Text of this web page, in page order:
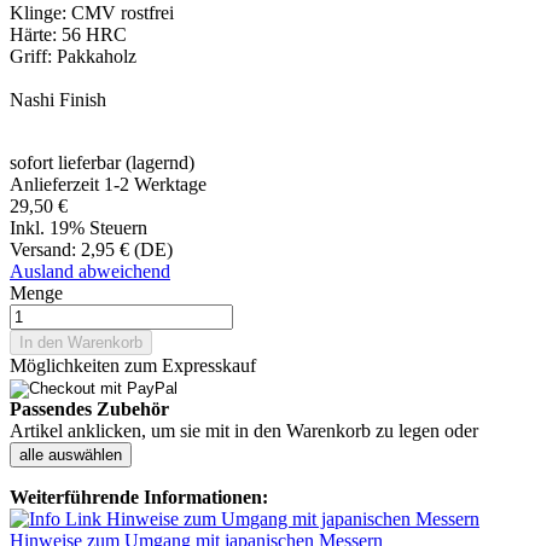
Klinge: CMV rostfrei
Härte: 56 HRC
Griff: Pakkaholz
Nashi Finish
sofort lieferbar (lagernd)
Anlieferzeit 1-2 Werktage
29,50 €
Inkl. 19% Steuern
Versand: 2,95 € (DE)
Ausland abweichend
Menge
In den Warenkorb
Möglichkeiten zum Expresskauf
Passendes Zubehör
Artikel anklicken, um sie mit in den Warenkorb zu legen oder
alle auswählen
Weiterführende Informationen:
Hinweise zum Umgang mit japanischen Messern